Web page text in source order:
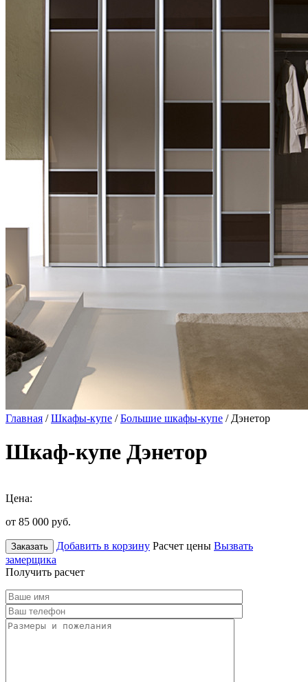
Главная /Шкафы-купе /Большие шкафы-купе / Дэнетор
Шкаф-купе Дэнетор
Цена:
от 85 000 руб.
Заказать Добавить в корзину Расчет цены Вызвать
замерщика
Получить расчет